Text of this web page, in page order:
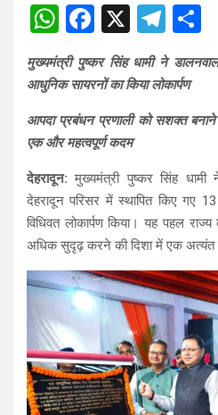
W
h
at
A
p
F
ce
o
o
k
X
T
el
e
a
e
मुख्यमंत्री पुष्कर सिंह धामी ने
आधुनिक सायरनों का किया लोकार्पण
आपदा प्रबंधन प्रणाली को सशक्त बनाने
एक और महत्वपूर्ण कदम
देहरादून: मुख्यमंत्री पुष्कर सिंह धामी
देहरादून परिसर में स्थापित किए गए
विधिवत लोकार्पण किया। यह पहल
अधिक सुदृढ़ करने की दिशा में एक अत्यंत